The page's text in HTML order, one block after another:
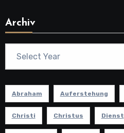
Archiv
Abraham Auferstehung
Christi Christus Dienst